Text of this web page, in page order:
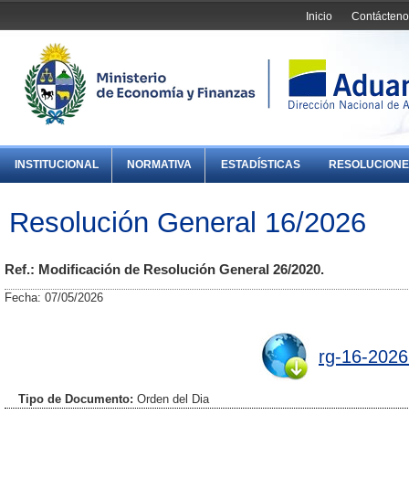
Inicio
INSTITUCIONAL NORMATIVA ESTADÍSTICAS
Resolución General 16/2026
Ref.: Modificación de Resolución General 26/2020.
Fecha: 07/05/2026
rg-16-
Tipo de Documento: Orden del Dia